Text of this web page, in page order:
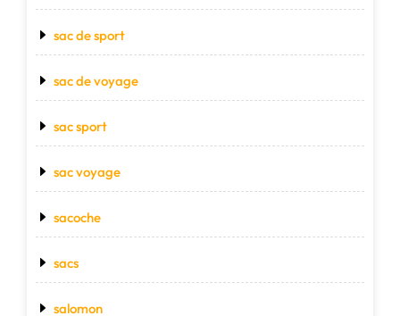
sac de sport
sac de voyage
sac sport
sac voyage
sacoche
sacs
salomon